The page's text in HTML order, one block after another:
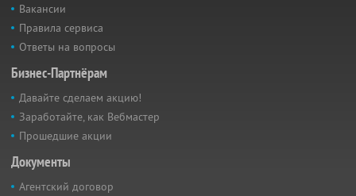
Вакансии
Правила сервиса
Ответы на вопросы
Бизнес-Партнёрам
Давайте сделаем акцию!
Заработайте, как Вебмастер
Прошедшие акции
Документы
Агентский договор